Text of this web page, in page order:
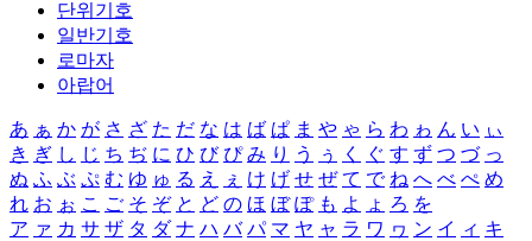
단위기호
일반기호
로마자
아랍어
あ ぁ か が さ ざ た だ な は ば ぱ ま や ゃ ら わ ゎ ん い ぃ
き ぎ し じ ち ぢ に ひ び ぴ み り う ぅ く ぐ す ず つ づ っ
ぬ ふ ぶ ぷ む ゆ ゅ る え ぇ け げ せ ぜ て で ね へ べ ぺ め
れ お ぉ こ ご そ ぞ と ど の ほ ぼ ぽ も よ ょ ろ を
ア ァ カ サ ザ タ ダ ナ ハ バ パ マ ヤ ャ ラ ワ ヮ ン イ ィ キ